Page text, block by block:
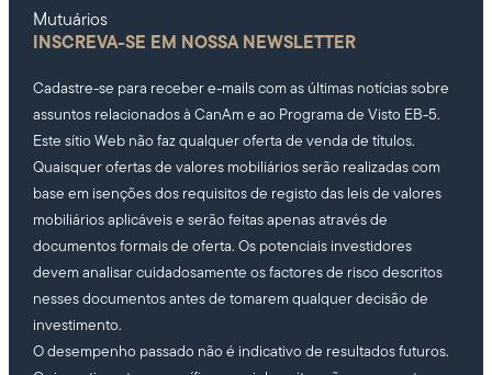
Mutuários
INSCREVA-SE EM NOSSA NEWSLETTER
Cadastre-se para receber e-mails com as últimas notícias sobre
assuntos relacionados à CanAm e ao Programa de Visto EB-5.
Este sítio Web não faz qualquer oferta de venda de títulos.
Quaisquer ofertas de valores mobiliários serão realizadas com
base em isenções dos requisitos de registo das leis de valores
mobiliários aplicáveis e serão feitas apenas através de
documentos formais de oferta. Os potenciais investidores
devem analisar cuidadosamente os factores de risco descritos
nesses documentos antes de tomarem qualquer decisão de
investimento.
O desempenho passado não é indicativo de resultados futuros.